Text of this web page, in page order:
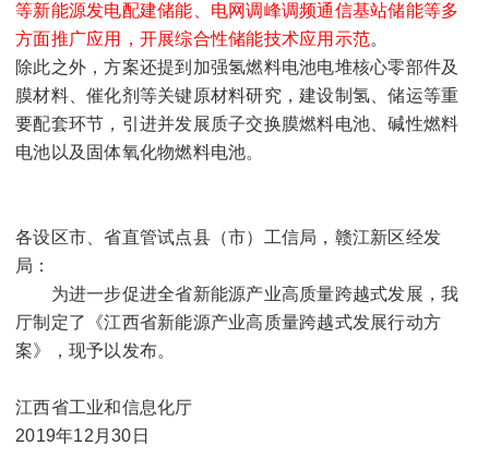
等新能源发电配建储能、电网调峰调频通信基站储能等多
方面推广应用，开展综合性储能技术应用示范。
除此之外，方案还提到加强氢燃料电池电堆核心零部件及
膜材料、催化剂等关键原材料研究，建设制氢、储运等重
要配套环节，引进并发展质子交换膜燃料电池、碱性燃料
电池以及固体氧化物燃料电池。
各设区市、省直管试点县（市）工信局，赣江新区经发
局：
为进一步促进全省新能源产业高质量跨越式发展，我
厅制定了《江西省新能源产业高质量跨越式发展行动方
案》，现予以发布。
江西省工业和信息化厅
2019年12 月 30 日